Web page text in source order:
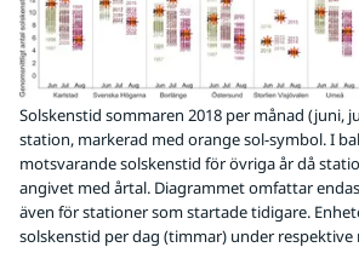
Solskenstid sommaren 2018 per månad (juni,
station, markerad med orange sol-symbol. I
motsvarande solskenstid för övriga år då
angivet med årtal. Diagrammet omfattar
även för stationer som startade tidigare.
solskenstid per dag (timmar) under respektive